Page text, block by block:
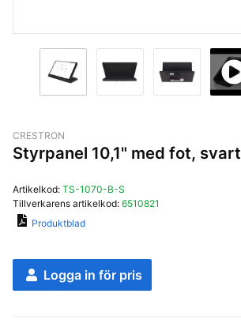
CRESTRON
Styrpanel 10,1" med fot, svart
Artikelkod: TS-1070-B-S
Tillverkarens artikelkod: 6510821
Produktblad
Logga in för pris